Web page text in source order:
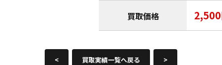
買取価格
< 買取実績一覧へ戻る >